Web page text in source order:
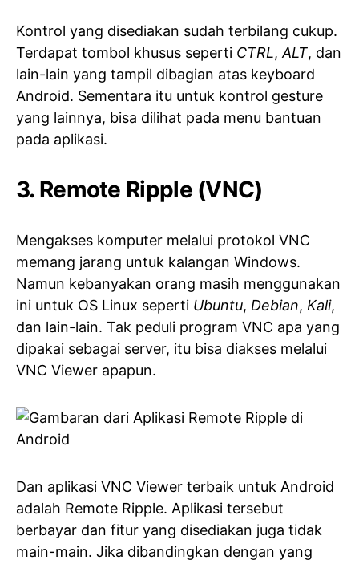
Kontrol yang disediakan sudah terbilang cukup.
Terdapat tombol khusus seperti CTRL, ALT, dan
lain-lain yang tampil dibagian atas keyboard
Android. Sementara itu untuk kontrol gesture
yang lainnya, bisa dilihat pada menu bantuan
pada aplikasi.
3. Remote Ripple (VNC)
Mengakses komputer melalui protokol VNC
memang jarang untuk kalangan Windows.
Namun kebanyakan orang masih menggunakan
ini untuk OS Linux seperti Ubuntu, Debian, Kali,
dan lain-lain. Tak peduli program VNC apa yang
dipakai sebagai server, itu bisa diakses melalui
VNC Viewer apapun.
Dan aplikasi VNC Viewer terbaik untuk Android
adalah Remote Ripple. Aplikasi tersebut
berbayar dan fitur yang disediakan juga tidak
main-main. Jika dibandingkan dengan yang